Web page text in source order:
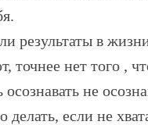
результаты в
точнее нет того ,
осознавать не
если не